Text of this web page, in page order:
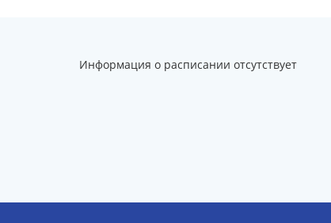
Информация о расписании отсутствует